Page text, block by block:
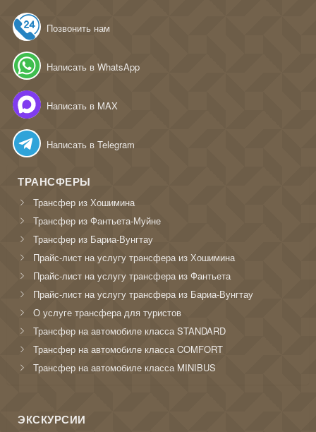
Позвонить нам
Написать в WhatsApp
Написать в MAX
Написать в Telegram
ТРАНСФЕРЫ
Трансфер из Хошимина
Трансфер из Фантьета-Муйне
Трансфер из Бариа-Вунгтау
Прайс-лист на услугу трансфера из Хошимина
Прайс-лист на услугу трансфера из Фантьета
Прайс-лист на услугу трансфера из Бариа-Вунгтау
О услуге трансфера для туристов
Трансфер на автомобиле класса STANDARD
Трансфер на автомобиле класса COMFORT
Трансфер на автомобиле класса MINIBUS
ЭКСКУРСИИ